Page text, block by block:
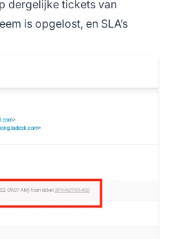
dergelijke tickets van
is opgelost, en SLA’s